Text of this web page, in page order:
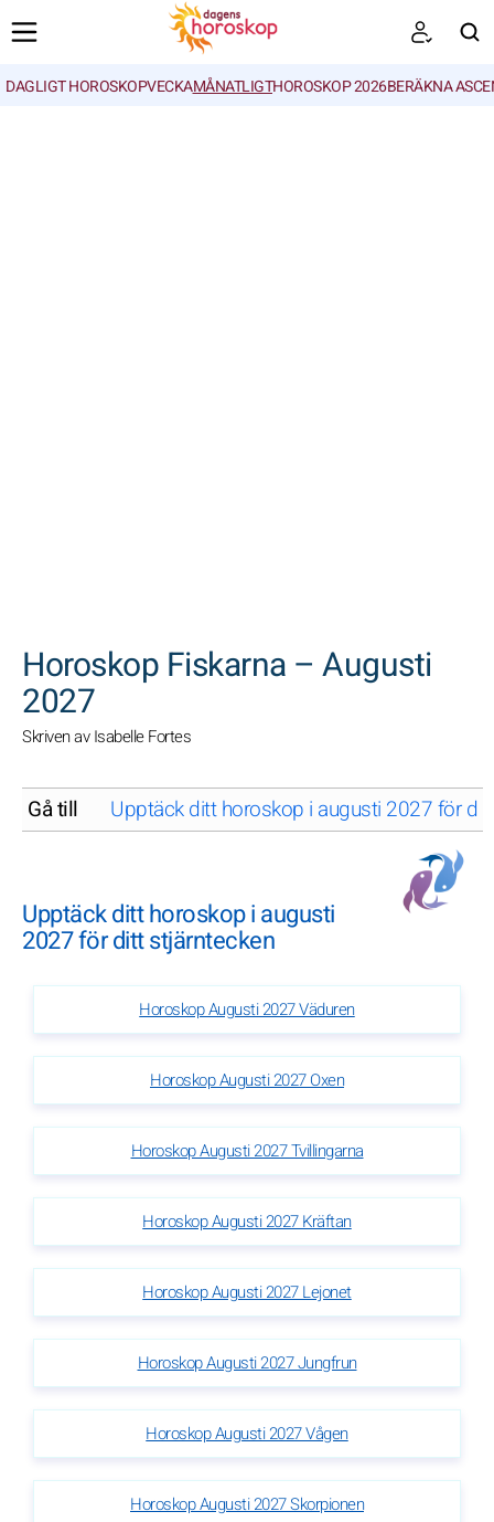
DAGLIGT HOROSKOPVECKAMÅNATLIGTHOROSKOP 2026BERÄKNA
Horoskop Fiskarna – Augusti
2027
Skriven av Isabelle Fortes
Gå till Upptäck ditt horoskop i augusti 2027 för
Upptäck ditt horoskop i augusti
2027 för ditt stjärntecken
Horoskop Augusti 2027 Väduren
Horoskop Augusti 2027 Oxen
Horoskop Augusti 2027 Tvillingarna
Horoskop Augusti 2027 Kräftan
Horoskop Augusti 2027 Lejonet
Horoskop Augusti 2027 Jungfrun
Horoskop Augusti 2027 Vågen
Horoskop Augusti 2027 Skorpionen